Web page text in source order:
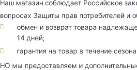
Наш магазин соблюдает Российское
вопросах Защиты прав потребителей и
обмен и возврат товара
14 дней;
гарантия на товар в течение
НО мы предоставляем и